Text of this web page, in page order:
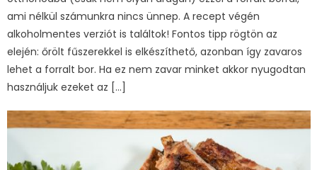
ami nélkül számunkra nincs ünnep. A recept végén
alkoholmentes verziót is találtok! Fontos tipp rögtön az
elején: őrölt fűszerekkel is elkészíthető, azonban így zavaros
lehet a forralt bor. Ha ez nem zavar minket akkor nyugodtan
használjuk ezeket az […]